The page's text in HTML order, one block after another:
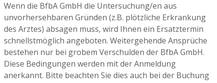
Wenn die BfbA GmbH die Untersuchung/en aus
unvorhersehbaren Gründen (z.B. plötzliche Erkrankung
des Arztes) absagen muss, wird Ihnen ein Ersatztermin
schnellstmöglich angeboten. Weitergehende Ansprüche
bestehen nur bei grobem Verschulden der BfbA GmbH.
Diese Bedingungen werden mit der Anmeldung
anerkannt. Bitte beachten Sie dies auch bei der Buchung